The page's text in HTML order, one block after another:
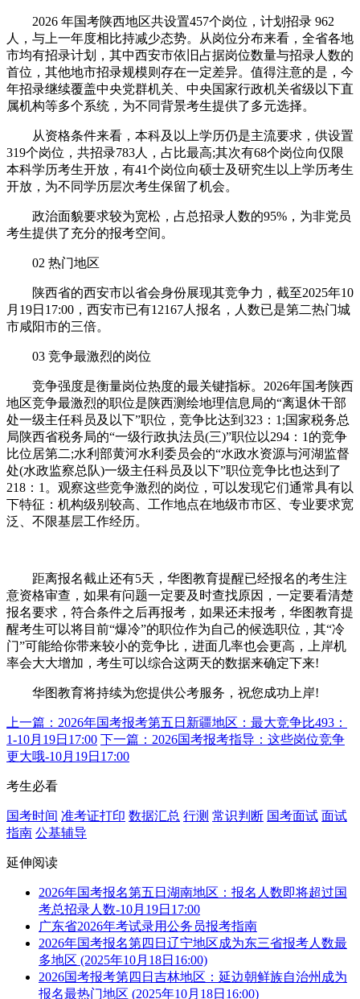
2026 年国考陕西地区共设置457个岗位，计划招录 962
人，与上一年度相比持减少态势。从岗位分布来看，全省各地
市均有招录计划，其中西安市依旧占据岗位数量与招录人数的
首位，其他地市招录规模则存在一定差异。值得注意的是，今
年招录继续覆盖中央党群机关、中央国家行政机关省级以下直
属机构等多个系统，为不同背景考生提供了多元选择。
从资格条件来看，本科及以上学历仍是主流要求，供设置
319个岗位，共招录783人，占比最高;其次有68个岗位向仅限
本科学历考生开放，有41个岗位向硕士及研究生以上学历考生
开放，为不同学历层次考生保留了机会。
政治面貌要求较为宽松，占总招录人数的95%，为非党员
考生提供了充分的报考空间。
02 热门地区
陕西省的西安市以省会身份展现其竞争力，截至2025年10
月19日17:00，西安市已有12167人报名，人数已是第二热门城
市咸阳市的三倍。
03 竞争最激烈的岗位
竞争强度是衡量岗位热度的最关键指标。2026年国考陕西
地区竞争最激烈的职位是陕西测绘地理信息局的“离退休干部
处一级主任科员及以下”职位，竞争比达到323：1;国家税务总
局陕西省税务局的“一级行政执法员(三)”职位以294：1的竞争
比位居第二;水利部黄河水利委员会的“水政水资源与河湖监督
处(水政监察总队)一级主任科员及以下”职位竞争比也达到了
218：1。观察这些竞争激烈的岗位，可以发现它们通常具有以
下特征：机构级别较高、工作地点在地级市市区、专业要求宽
泛、不限基层工作经历。
距离报名截止还有5天，华图教育提醒已经报名的考生注
意资格审查，如果有问题一定要及时查找原因，一定要看清楚
报名要求，符合条件之后再报考，如果还未报考，华图教育提
醒考生可以将目前“爆冷”的职位作为自己的候选职位，其“冷
门”可能给你带来较小的竞争比，进面几率也会更高，上岸机
率会大大增加，考生可以综合这两天的数据来确定下来!
华图教育将持续为您提供公考服务，祝您成功上岸!
上一篇：2026年国考报考第五日新疆地区：最大竞争比493：
1-10月19日17:00 下一篇：2026国考报考指导：这些岗位竞争
更大哦-10月19日17:00
考生必看
国考时间 准考证打印 数据汇总 行测 常识判断 国考面试 面试
指南 公基辅导
延伸阅读
2026年国考报名第五日湖南地区：报名人数即将超过国
考总招录人数-10月19日17:00
广东省2026年考试录用公务员报考指南
2026年国考报名第四日辽宁地区成为东三省报考人数最
多地区 (2025年10月18日16:00)
2026国考报考第四日吉林地区：延边朝鲜族自治州成为
报名最热门地区 (2025年10月18日16:00)